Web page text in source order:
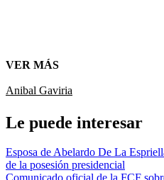
VER MÁS
Anibal Gaviria
Le puede interesar
Esposa de Abelardo De La
de la posesión presidencial